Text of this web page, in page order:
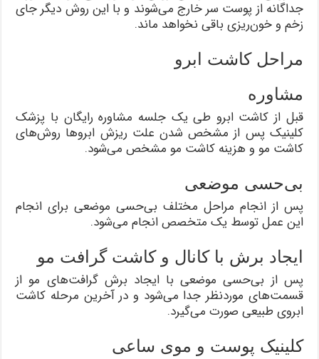
جداگانه از پوست سر خارج می‌شوند و با این روش دیگر جای
زخم و خون‌ریزی باقی نخواهد ماند.
مراحل کاشت ابرو
مشاوره
قبل از کاشت ابرو طی یک جلسه مشاوره رایگان با پزشک
کلینیک پس از مشخص شدن علت ریزش ابروها روش‌های
کاشت مو و هزینه کاشت مو مشخص می‌شود.
بی‌حسی موضعی
پس از انجام مراحل مختلف بی‌حسی موضعی برای انجام
این عمل توسط یک متخصص انجام می‌شود.
ایجاد برش با کانال و کاشت گرافت مو
پس از بی‌حسی موضعی با ایجاد برش گرافت‌های مو از
قسمت‌های موردنظر جدا می‌شود و در آخرین مرحله کاشت
ابروی طبیعی صورت می‌گیرد.
کلینیک پوست و موی ساعی